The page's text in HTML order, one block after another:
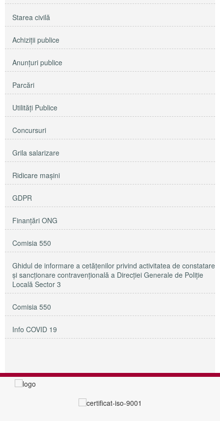
Starea civilă
Achiziţii publice
Anunţuri publice
Parcări
Utilităţi Publice
Concursuri
Grila salarizare
Ridicare maşini
GDPR
Finanțări ONG
Comisia 550
Ghidul de informare a cetățenilor privind activitatea de constatare
și sancționare contravențională a Direcției Generale de Poliție
Locală Sector 3
Comisia 550
Info COVID 19